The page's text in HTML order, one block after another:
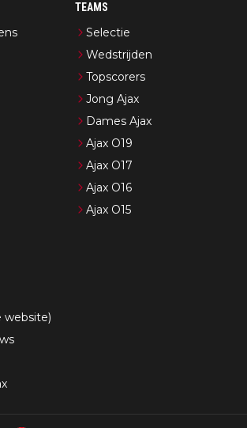
TEAMS
Selectie
Wedstrijden
Topscorers
Jong Ajax
Dames Ajax
Ajax O19
Ajax O17
Ajax O16
Ajax O15
website)